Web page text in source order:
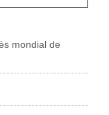
mondial de